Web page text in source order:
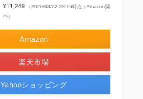
¥11,249
（2026/08/02 22:16時点 | Amazon調
べ）
Amazon
楽天市場
Yahooショッピング